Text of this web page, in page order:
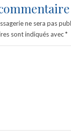
ne sera pas
sont indiqués avec*